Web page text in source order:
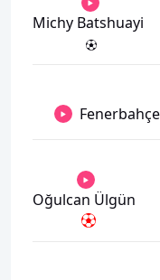
Michy Batshuayi
Oğulcan Ülgün